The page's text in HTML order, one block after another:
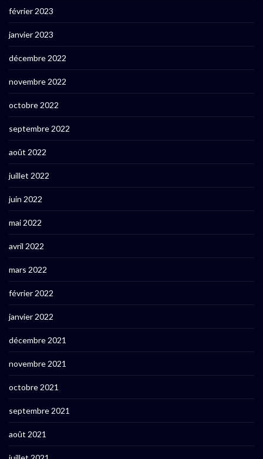
février 2023
janvier 2023
décembre 2022
novembre 2022
octobre 2022
septembre 2022
août 2022
juillet 2022
juin 2022
mai 2022
avril 2022
mars 2022
février 2022
janvier 2022
décembre 2021
novembre 2021
octobre 2021
septembre 2021
août 2021